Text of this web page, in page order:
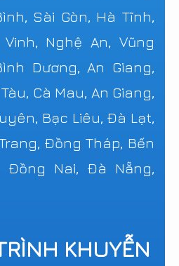
Sài Gòn, Hà Tĩnh,
Nghệ An, Vũng
Dương, An Giang,
Cà Mau, An Giang,
Bạc Liêu, Đà Lạt,
Đồng Tháp, Bến
Đồng Nai, Đà Nẵng,
KHUYỄN